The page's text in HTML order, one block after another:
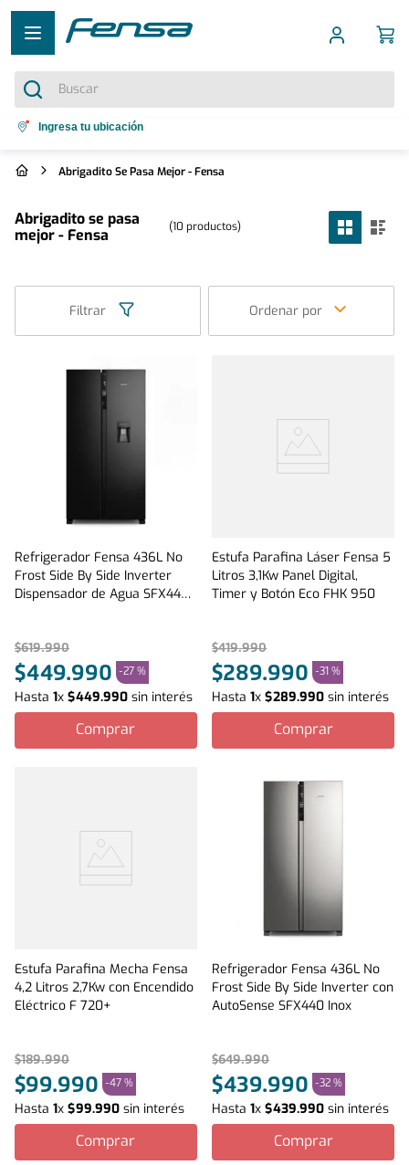
Buscar
Términos más buscados
3. bottom freezer
5. secadora
Ingresa tu ubicación
Abrigadito Se Pasa Mejor - Fensa
Abrigadito se pasa
mejor - Fensa
10 productos
Filtrar Ordenar por
Refrigerador Fensa 436L No
Frost Side By Side Inverter
Dispensador de Agua SFX440B
$619.990
$449.990 -27 %
Hasta 1x $449.990 sin interés
Comprar
Estufa Parafina Láser Fensa 5
Litros 3,1Kw Panel Digital,
Timer y Botón Eco FHK 950
$419.990
$289.990 -31 %
Hasta1x$289.990 sin interés
Comprar
Estufa Parafina Mecha Fensa
4,2 Litros 2,7Kw con Encendido
Eléctrico F 720+
$189.990
$99.990 -47 %
Hasta 1x $99.990 sin interés
Comprar
Refrigerador Fensa 436L No
Frost Side By Side Inverter con
AutoSense SFX440 Inox
$649.990
$439.990 -32 %
Hasta1x$439.990 sin interés
Comprar